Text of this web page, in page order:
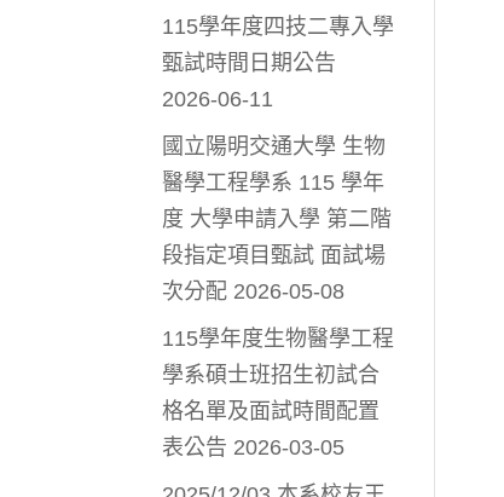
115學年度四技二專入學
甄試時間日期公告
2026-06-11
國立陽明交通大學 生物
醫學工程學系 115 學年
度 大學申請入學 第二階
段指定項目甄試 面試場
次分配 2026-05-08
115學年度生物醫學工程
學系碩士班招生初試合
格名單及面試時間配置
表公告 2026-03-05